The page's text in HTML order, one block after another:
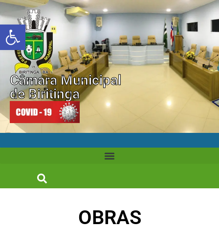
Câmara Municipal
de Biritinga
OBRAS
Abrir a barra de ferramentas